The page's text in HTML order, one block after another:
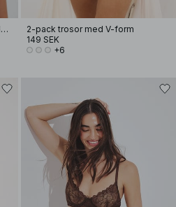
Balconette-bh i spets med breda band
2-pack trosor med V-form
149 SEK
+6